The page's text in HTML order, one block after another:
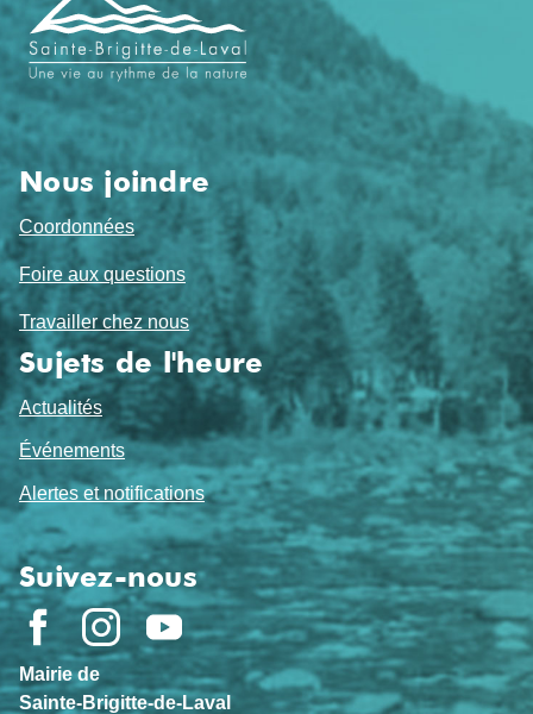
de
pied
de
page
Nous joindre
Coordonnées
Foire aux questions
Travailler chez nous
Sujets de l'heure
Actualités
Événements
Alertes et notifications
Suivez-nous
Mairie de
Sainte-Brigitte-de-Laval